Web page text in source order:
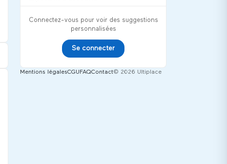
Connectez-vous pour voir des suggestions
personnalisées
Se connecter
Mentions légalesCGU FAQContact© 2026 Ultiplace